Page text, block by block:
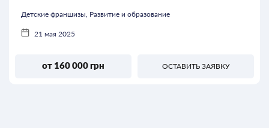
Детские франшизы, Развитие и образование
21 мая 2025
от 160 000 грн ОСТАВИТЬ ЗАЯВКУ